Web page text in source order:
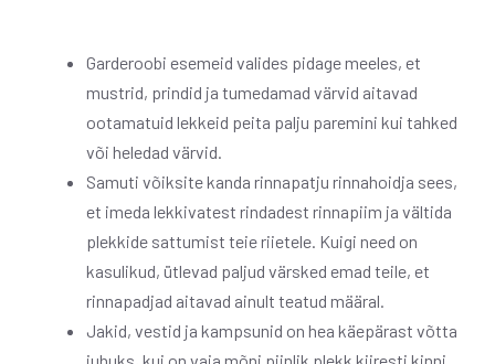
Garderoobi esemeid valides pidage meeles, et
mustrid, prindid ja tumedamad värvid aitavad
ootamatuid lekkeid peita palju paremini kui tahked
või heledad värvid.
Samuti võiksite kanda rinnapatju rinnahoidja sees,
et imeda lekkivatest rindadest rinnapiim ja vältida
plekkide sattumist teie riietele. Kuigi need on
kasulikud, ütlevad paljud värsked emad teile, et
rinnapadjad aitavad ainult teatud määral.
Jakid, vestid ja kampsunid on hea käepärast võtta
juhuks, kui on vaja mõni piinlik plekk kiiresti kinni